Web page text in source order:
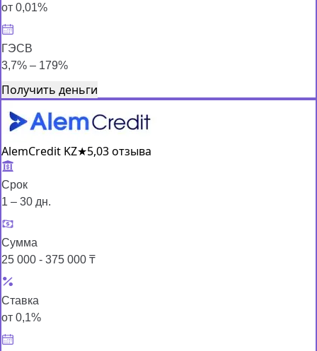
от 0,01%
ГЭСВ
3,7% – 179%
Получить деньги
AlemCredit KZ★5,03 отзыва
Срок
1 – 30 дн.
Сумма
25 000 - 375 000 ₸
Ставка
от 0,1%